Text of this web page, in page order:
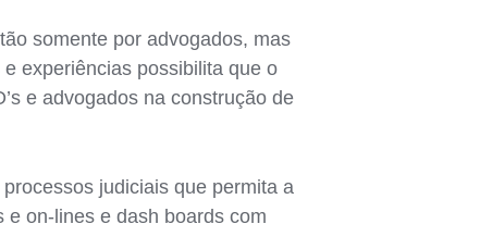
somente por advogados, mas
experiências possibilita que o
e advogados na construção de
judiciais que permita a
on-lines e dash boards com